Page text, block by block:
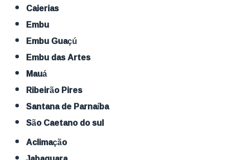
Caierias
Embu
Embu Guaçú
Embu das Artes
Mauá
Ribeirão Pires
Santana de Parnaíba
São Caetano do sul
Aclimação